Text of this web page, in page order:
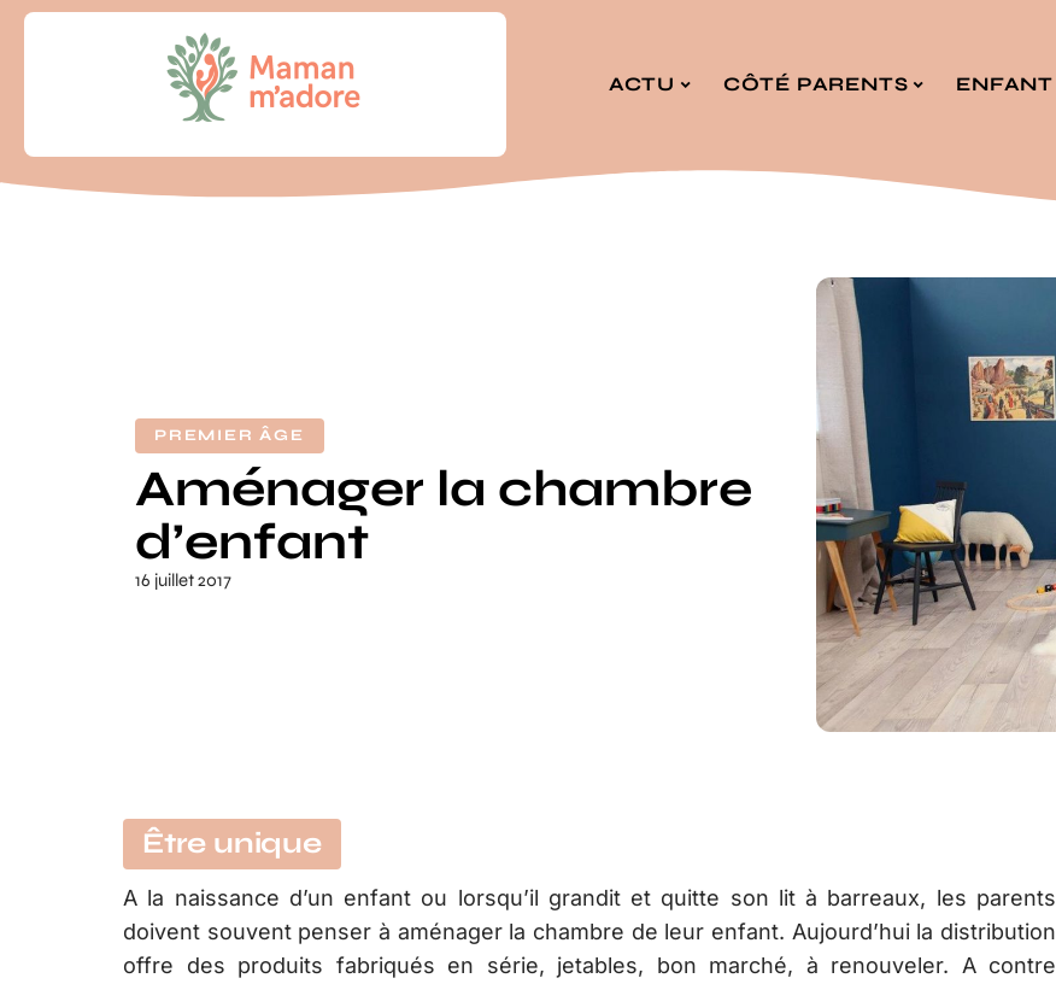
ACTU CÔTÉ PARENTS ENFANT
PREMIER ÂGE
Aménager la chambre
d’enfant
16 juillet 2017
Être unique
A la naissance d’un enfant ou lorsqu’il grandit et quitte son lit à barreaux, les parents
doivent souvent penser à aménager la chambre de leur enfant. Aujourd’hui la distribution
offre des produits fabriqués en série, jetables, bon marché, à renouveler. A contre